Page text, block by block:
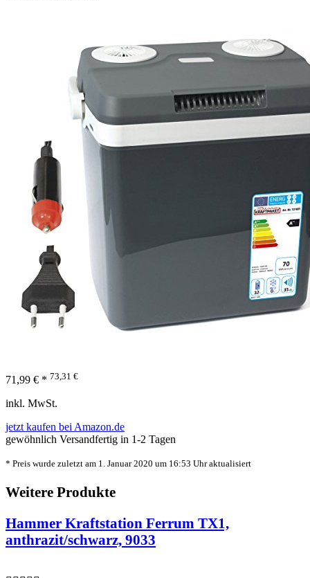
71,99 € * 73,31 €
inkl. MwSt.
jetzt kaufen bei Amazon.de
gewöhnlich Versandfertig in 1-2 Tagen
* Preis wurde zuletzt am 1. Januar 2020 um 16:53 Uhr aktualisiert
Weitere Produkte
Hammer Kraftstation Ferrum TX1,
anthrazit/schwarz, 9033